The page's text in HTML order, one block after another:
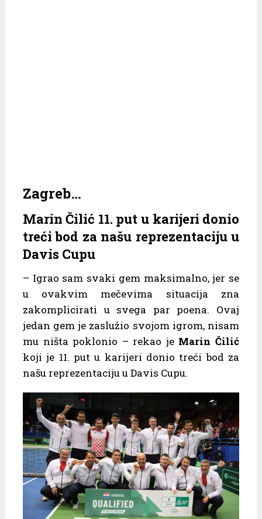
Zagreb…
Marin Čilić 11. put u karijeri donio
treći bod za našu reprezentaciju u
Davis Cupu
– Igrao sam svaki gem maksimalno, jer se
u ovakvim mečevima situacija zna
zakomplicirati u svega par poena. Ovaj
jedan gem je zaslužio svojom igrom, nisam
mu ništa poklonio – rekao je Marin Čilić
koji je 11. put u karijeri donio treći bod za
našu reprezentaciju u Davis Cupu.